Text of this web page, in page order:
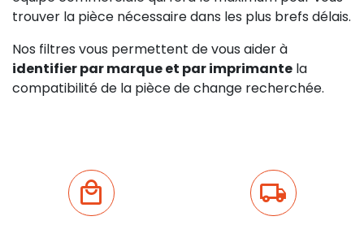
trouver la pièce nécessaire dans les plus brefs délais.
Nos filtres vous permettent de vous aider à
identifier par marque et par imprimante la
compatibilité de la pièce de change recherchée.